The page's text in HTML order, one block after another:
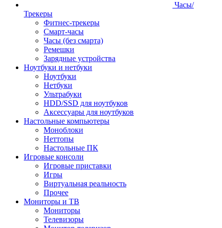
Часы/
Трекеры
Фитнес-трекеры
Смарт-часы
Часы (без смарта)
Ремешки
Зарядные устройства
Ноутбуки и нетбуки
Ноутбуки
Нетбуки
Ультрабуки
HDD/SSD для ноутбуков
Аксессуары для ноутбуков
Настольные компьютеры
Моноблоки
Неттопы
Настольные ПК
Игровые консоли
Игровые приставки
Игры
Виртуальная реальность
Прочее
Мониторы и ТВ
Мониторы
Телевизоры